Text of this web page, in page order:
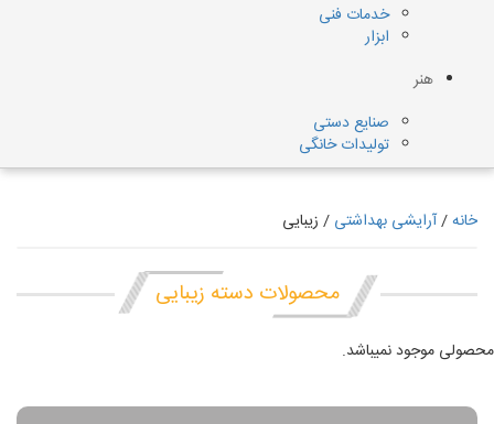
خدمات فنی
ابزار
هنر
صنایع دستی
تولیدات خانگی
خانه/آرایشی بهداشتی / زیبایی
محصولات دسته زیبایی
محصولی موجود نمیباشد.